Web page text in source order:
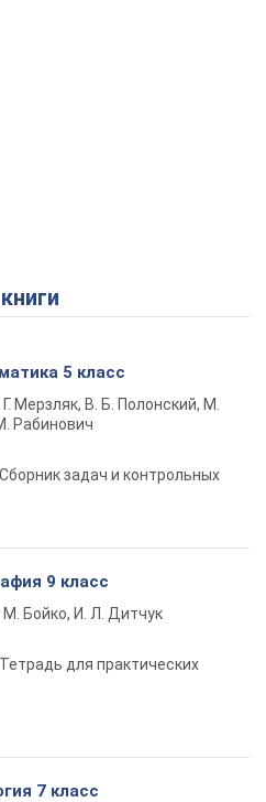
5 класс
Г. Мерзляк, В. Б. Полонский, М.
Рабинович
Сборник задач и контрольных
9 класс
М. Бойко, И. Л. Дитчук
Тетрадь для практических
7 класс